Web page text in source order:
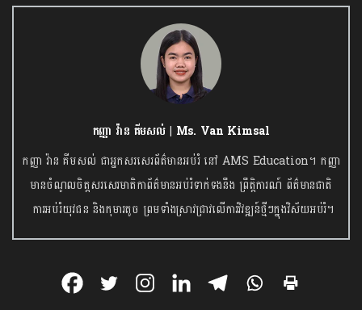
កញ្ញា វ៉ាន គីមសល់ | Ms. Van Kimsal
កញ្ញា វ៉ាន គីមសល់ ជាអ្នកសរសេរព័ត៌មានអប់រំ នៅ AMS Education។ កញ្ញា
មានចំណូលចិត្តសរសេរមាតិកាព័ត៌មានអប់រំទាក់ទងនឹង ព្រឹត្តិការណ៍ ព័ត៌មានជាតិ
ការអប់រំយុវជន និងកុមារតូច ព្រមទាំងស្រាវជ្រាវលើការវិវឌ្ឍន៍ថ្មីៗក្នុងវិស័យអប់រំ។